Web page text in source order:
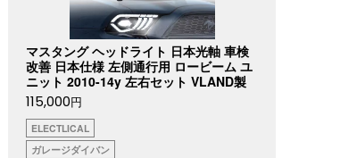
マスタング ヘッドライト 日本光軸 車検
改善 日本仕様 左側通行用 ロービーム ユ
ニット 2010-14y 左右セット VLAND製
115,000円
ELECTLICAL
ガレージダイバン